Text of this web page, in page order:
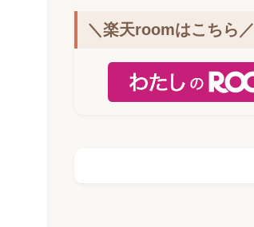
＼楽天roomはこちら／